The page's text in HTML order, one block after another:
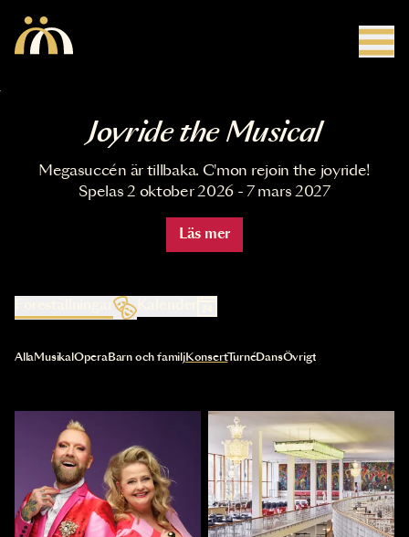
Joyride the Musical
Megasuccén är tillbaka. C'mon rejoin the joyride!
Spelas 2 oktober 2026 - 7 mars 2027
Läs mer
Kalender
Val av kategori uppdaterar innehållet automatiskt
AllaMusikal OperaBarn och familjKonsertTurnéDansÖvrigt